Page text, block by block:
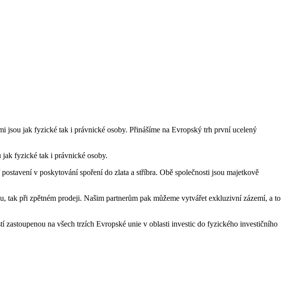
jsou jak fyzické tak i právnické osoby. Přinášíme na Evropský trh první ucelený
fyzické tak i právnické osoby.
v poskytování spoření do zlata a stříbra. Obě společnosti jsou majetkově
tak při zpětném prodeji. Našim partnerům pak můžeme vytvářet exkluzivní zázemí, a to
na všech trzích Evropské unie v oblasti investic do fyzického investičního